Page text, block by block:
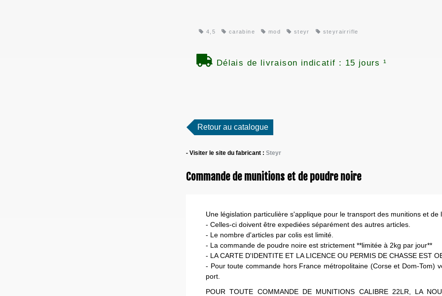
4,5 carabine mod steyr steyrairrifle
Délais de livraison indicatif : 15 jours ¹
Retour au catalogue
- Visiter le site du fabricant : Steyr
Commande de munitions et de poudre noire
Une législation particulière s'applique pour le transport des munitions et de
- Celles-ci doivent être expediées séparément des autres articles.
- Le nombre d'articles par colis est limité.
- La commande de poudre noire est strictement **limitée à 2kg par jour**
- LA CARTE D'IDENTITE ET LA LICENCE OU PERMIS DE CHASSE EST
- Pour toute commande hors France métropolitaine (Corse et Dom-Tom)
port.
POUR TOUTE COMMANDE DE MUNITIONS CALIBRE 22LR, LA